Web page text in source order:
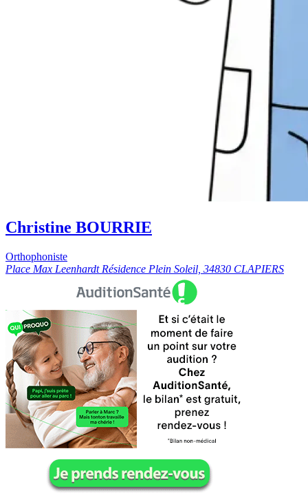
Christine BOURRIE
Orthophoniste
Place Max Leenhardt Résidence Plein Soleil, 34830 CLAPIERS